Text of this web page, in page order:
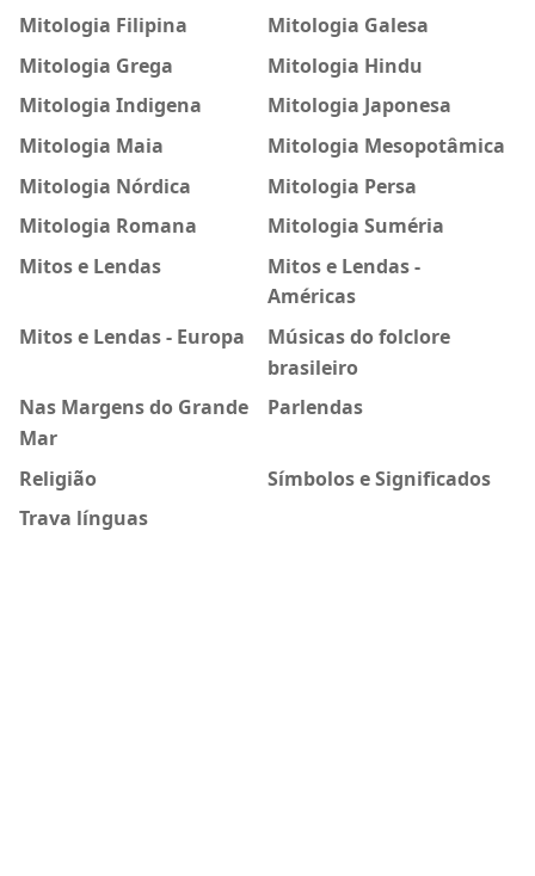
Mitologia Filipina
Mitologia Galesa
Mitologia Grega
Mitologia Hindu
Mitologia Indigena
Mitologia Japonesa
Mitologia Maia
Mitologia Mesopotâmica
Mitologia Nórdica
Mitologia Persa
Mitologia Romana
Mitologia Suméria
Mitos e Lendas
Mitos e Lendas -
Américas
Mitos e Lendas - Europa
Músicas do folclore
brasileiro
Nas Margens do Grande
Mar
Parlendas
Religião
Símbolos e Significados
Trava línguas